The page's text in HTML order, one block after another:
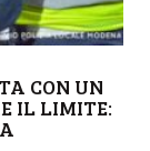
CON UN
IL LIMITE: